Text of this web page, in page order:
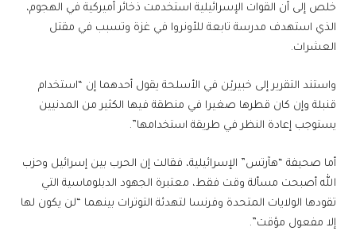
خلص إلى أن القوات الإسرائيلية استخدمت ذخائر أميركية في الهجوم،
الذي استهدف مدرسة تابعة للأونروا في غزة وتسبب في مقتل
العشرات.
واستند التقرير إلى خبيريْن في الأسلحة يقول أحدهما إن “استخدام
قنبلة وإن كان قطرها صغيرا في منطقة فيها الكثير من المدنيين
يستوجب إعادة النظر في طريقة استخدامها”.
أما صحيفة “هآرتس” الإسرائيلية، فقالت إن الحرب بين إسرائيل وحزب
الله أصبحت مسألة وقت فقط، معتبرة الجهود الدبلوماسية التي
تقودها الولايات المتحدة وفرنسا لتهدئة التوترات بينهما “لن يكون لها
إلا مفعول مؤقت”.